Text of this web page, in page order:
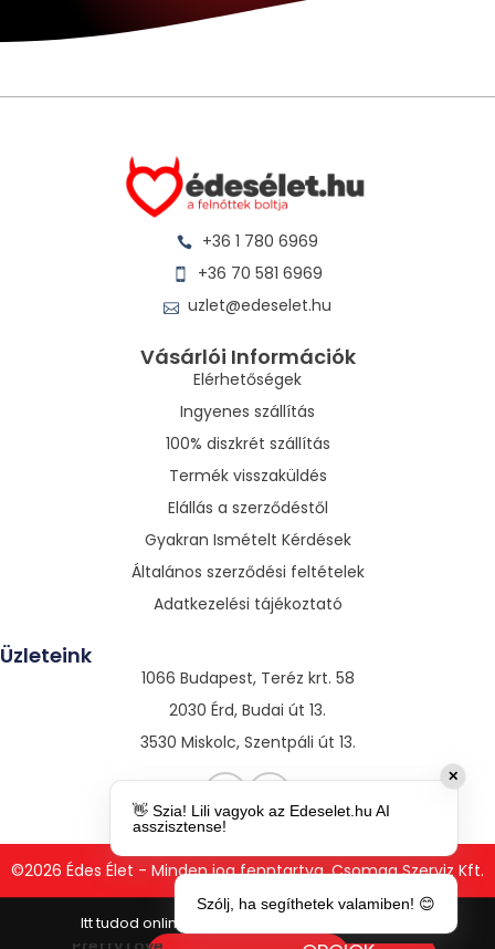
+36 1 780 6969
+36 70 581 6969
uzlet@edeselet.hu
Vásárlói Információk
Elérhetőségek
Ingyenes szállítás
100% diszkrét szállítás
Termék visszaküldés
Elállás a szerződéstől
Gyakran Ismételt Kérdések
Általános szerződési feltételek
Adatkezelési tájékoztató
Üzleteink
1066 Budapest, Teréz krt. 58
2030 Érd, Budai út 13.
3530 Miskolc, Szentpáli út 13.
©2026 Édes Élet - Minden jog fenntartva. Csomag Szerviz Kft.
✕
👋 Szia! Lili vagyok az Edeselet.hu AI
asszisztense!
Szólj, ha segíthetek valamiben! 😊